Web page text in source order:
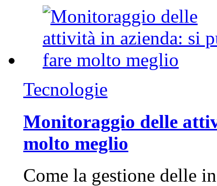
Tecnologie
Monitoraggio delle
molto meglio
Come la gestione delle